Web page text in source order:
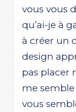
vous vous
qu’ai-je à
à créer un
design
pas placer
me semble
vous